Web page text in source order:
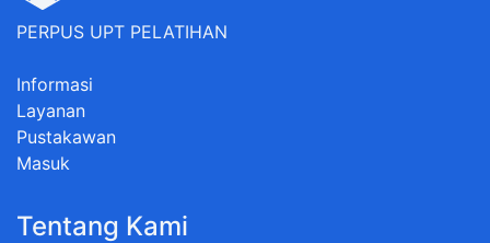
PERPUS UPT PELATIHAN
Informasi
Layanan
Pustakawan
Masuk
Tentang Kami